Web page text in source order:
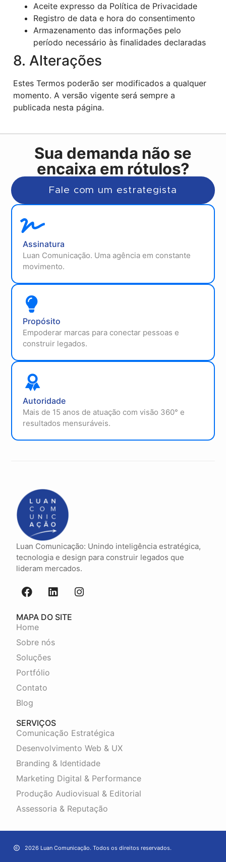
Aceite expresso da Política de Privacidade
Registro de data e hora do consentimento
Armazenamento das informações pelo
período necessário às finalidades declaradas
8. Alterações
Estes Termos poderão ser modificados a qualquer
momento. A versão vigente será sempre a
publicada nesta página.
Sua demanda não se
encaixa em rótulos?
Fale com um estrategista
Assinatura
Luan Comunicação. Uma agência em constante
movimento.
Propósito
Empoderar marcas para conectar pessoas e
construir legados.
Autoridade
Mais de 15 anos de atuação com visão 360° e
resultados mensuráveis.
Luan Comunicação: Unindo inteligência estratégica,
tecnologia e design para construir legados que
lideram mercados.
MAPA DO SITE
Home
Sobre nós
Soluções
Portfólio
Contato
Blog
SERVIÇOS
Comunicação Estratégica
Desenvolvimento Web & UX
Branding & Identidade
Marketing Digital & Performance
Produção Audiovisual & Editorial
Assessoria & Reputação
2026 Luan Comunicação. Todos os direitos reservados.